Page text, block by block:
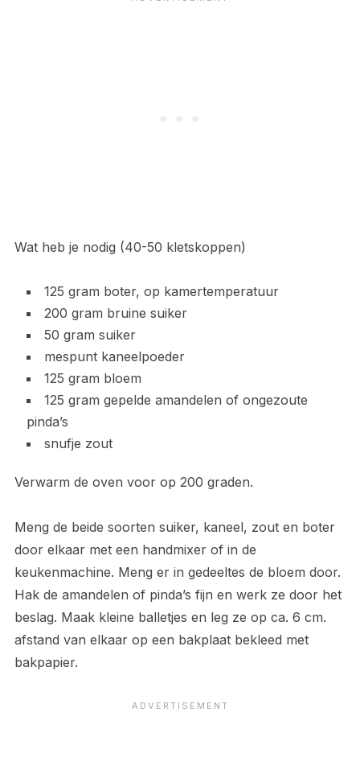
Wat heb je nodig (40-50 kletskoppen)
125 gram boter, op kamertemperatuur
200 gram bruine suiker
50 gram suiker
mespunt kaneelpoeder
125 gram bloem
125 gram gepelde amandelen of ongezoute
pinda’s
snufje zout
Verwarm de oven voor op 200 graden.
Meng de beide soorten suiker, kaneel, zout en boter
door elkaar met een handmixer of in de
keukenmachine. Meng er in gedeeltes de bloem door.
Hak de amandelen of pinda’s fijn en werk ze door het
beslag. Maak kleine balletjes en leg ze op ca. 6 cm.
afstand van elkaar op een bakplaat bekleed met
bakpapier.